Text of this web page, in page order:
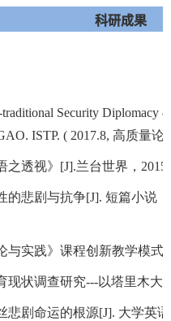
科研成果
Security Diplomacy
ISTP. ( 2017.8, 高质量论
之透视》 [J].兰台世界， 2015
的悲剧与抗争[J]. 短篇小说
与实践》课程创新教学模式
现状调查研究---以塔里木大
悲剧命运的根源[J]. 大学英